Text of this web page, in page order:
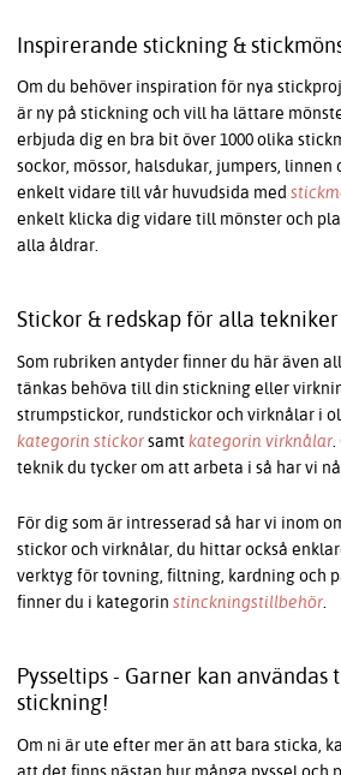
Inspirerande stickning &
Om du behöver inspiration för nya
är ny på stickning och vill ha lättare
erbjuda dig en bra bit över 1000 olika
sockor, mössor, halsdukar, jumpers,
enkelt vidare till vår huvudsida med
enkelt klicka dig vidare till mönster och
alla åldrar.
Stickor & redskap för alla tekniker
Som rubriken antyder finner du här även
tänkas behöva till din stickning eller
strumpstickor, rundstickor och virknålar i
kategorin stickorsamtkategorin virknålar.
teknik du tycker om att arbeta i så har vi
För dig som är intresserad så har vi inom
stickor och virknålar, du hittar också
verktyg för tovning, filtning, kardning och
finner du i kategorin stinckningstillbehör.
Pysseltips - Garner kan användas
stickning!
Om ni är ute efter mer än att bara sticka,